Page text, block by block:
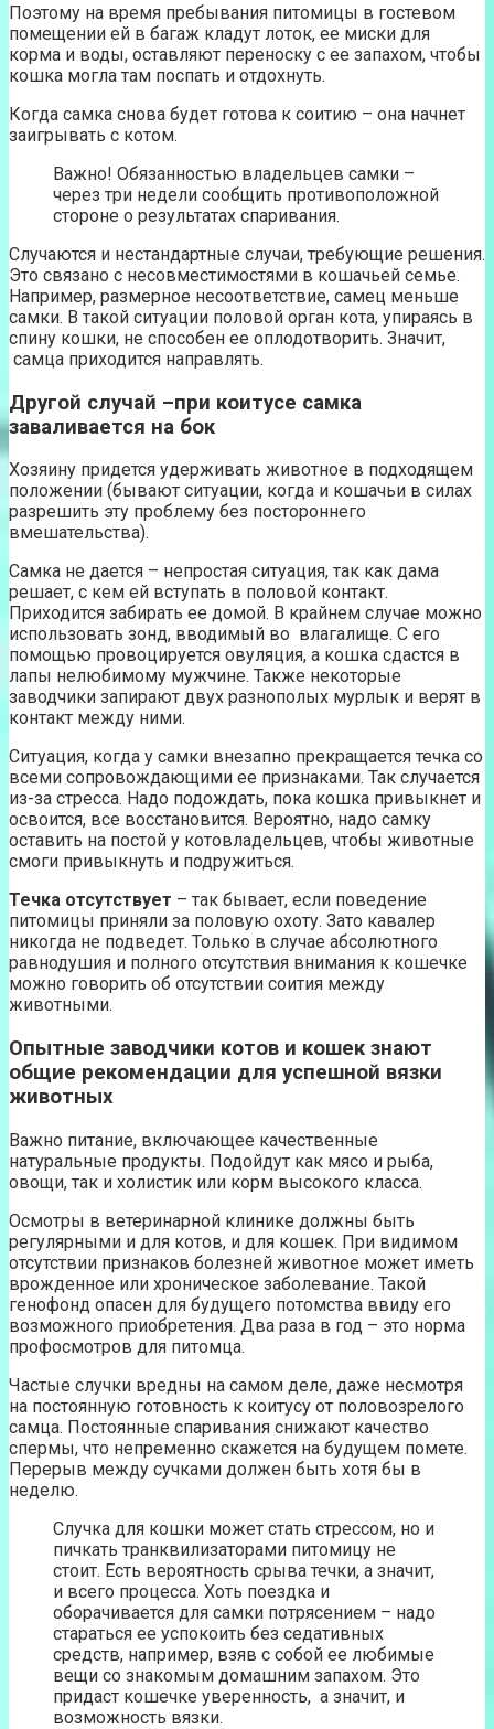
Поэтому на время пребывания питомицы в гостевом
помещении ей в багаж кладут лоток, ее миски для
корма и воды, оставляют переноску с ее запахом, чтобы
кошка могла там поспать и отдохнуть.
Когда самка снова будет готова к соитию – она начнет
заигрывать с котом.
Важно! Обязанностью владельцев самки –
через три недели сообщить противоположной
стороне о результатах спаривания.
Случаются и нестандартные случаи, требующие решения.
Это связано с несовместимостями в кошачьей семье.
Например, размерное несоответствие, самец меньше
самки. В такой ситуации половой орган кота, упираясь в
спину кошки, не способен ее оплодотворить. Значит,
самца приходится направлять.
Другой случай –при коитусе самка
заваливается на бок
Хозяину придется удерживать животное в подходящем
положении (бывают ситуации, когда и кошачьи в силах
разрешить эту проблему без постороннего
вмешательства).
Самка не дается – непростая ситуация, так как дама
решает, с кем ей вступать в половой контакт.
Приходится забирать ее домой. В крайнем случае можно
использовать зонд, вводимый во влагалище. С его
помощью провоцируется овуляция, а кошка сдастся в
лапы нелюбимому мужчине. Также некоторые
заводчики запирают двух разнополых мурлык и верят в
контакт между ними.
Ситуация, когда у самки внезапно прекращается течка со
всеми сопровождающими ее признаками. Так случается
из-за стресса. Надо подождать, пока кошка привыкнет и
освоится, все восстановится. Вероятно, надо самку
оставить на постой у котовладельцев, чтобы животные
смоги привыкнуть и подружиться.
Течка отсутствует – так бывает, если поведение
питомицы приняли за половую охоту. Зато кавалер
никогда не подведет. Только в случае абсолютного
равнодушия и полного отсутствия внимания к кошечке
можно говорить об отсутствии соития между
животными.
Опытные заводчики котов и кошек знают
общие рекомендации для успешной вязки
животных
Важно питание, включающее качественные
натуральные продукты. Подойдут как мясо и рыба,
овощи, так и холистик или корм высокого класса.
Осмотры в ветеринарной клинике должны быть
регулярными и для котов, и для кошек. При видимом
отсутствии признаков болезней животное может иметь
врожденное или хроническое заболевание. Такой
генофонд опасен для будущего потомства ввиду его
возможного приобретения. Два раза в год – это норма
профосмотров для питомца.
Частые случки вредны на самом деле, даже несмотря
на постоянную готовность к коитусу от половозрелого
самца. Постоянные спаривания снижают качество
спермы, что непременно скажется на будущем помете.
Перерыв между сучками должен быть хотя бы в
неделю.
Случка для кошки может стать стрессом, но и
пичкать транквилизаторами питомицу не
стоит. Есть вероятность срыва течки, а значит,
и всего процесса. Хоть поездка и
оборачивается для самки потрясением – надо
стараться ее успокоить без седативных
средств, например, взяв с собой ее любимые
вещи со знакомым домашним запахом. Это
придаст кошечке уверенность, а значит, и
возможность вязки.